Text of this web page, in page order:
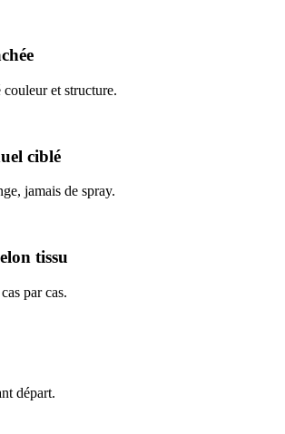
et structure.
ciblé
jamais de spray.
tissu
par cas.
départ.